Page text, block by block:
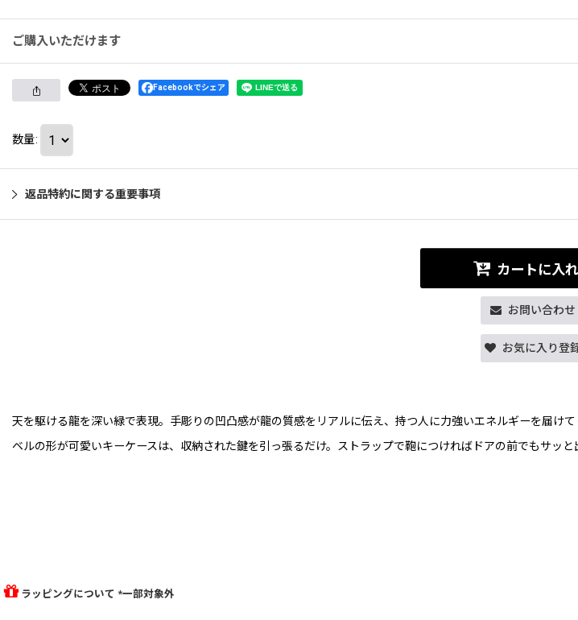
ご購入いただけます
Facebookでシェア
数量:
返品特約に関する重要事項
カートに入
お問い合わせ
お気に入り登
天を駆ける龍を深い緑で表現。手彫りの凹凸感が龍の質感をリアルに伝え、持つ人に力強いエネルギーを届けて
ベルの形が可愛いキーケースは、収納された鍵を引っ張るだけ。ストラップで鞄につければドアの前でもサッと
ラッピングについて *一部対象外